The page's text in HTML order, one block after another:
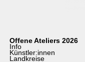
Offene Ateliers 2026
Info
Künstler:innen
Landkreise